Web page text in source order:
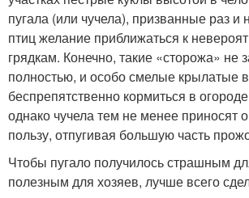
пугала (или чучела), призванные раз и
птиц желание приближаться к
грядкам. Конечно, такие «сторожа» не
полностью, и особо смелые крылатые
беспрепятственно кормиться в
однако чучела тем не менее приносят
пользу, отпугивая большую часть
Чтобы пугало получилось страшным
полезным для хозяев, лучше всего